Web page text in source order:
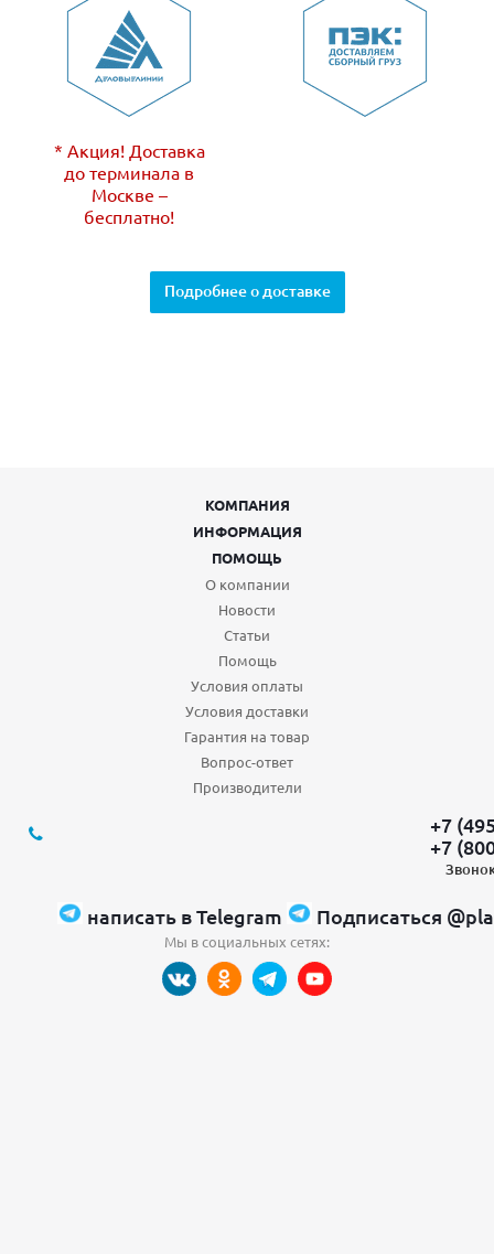
* Акция! Доставка
до терминала в
Москве –
бесплатно!
Подробнее о доставке
КОМПАНИЯ
ИНФОРМАЦИЯ
ПОМОЩЬ
О компании
Новости
Статьи
Помощь
Условия оплаты
Условия доставки
Гарантия на товар
Вопрос-ответ
Производители
+7
+7
написать в Telegram Подписаться
Мы в социальных сетях: